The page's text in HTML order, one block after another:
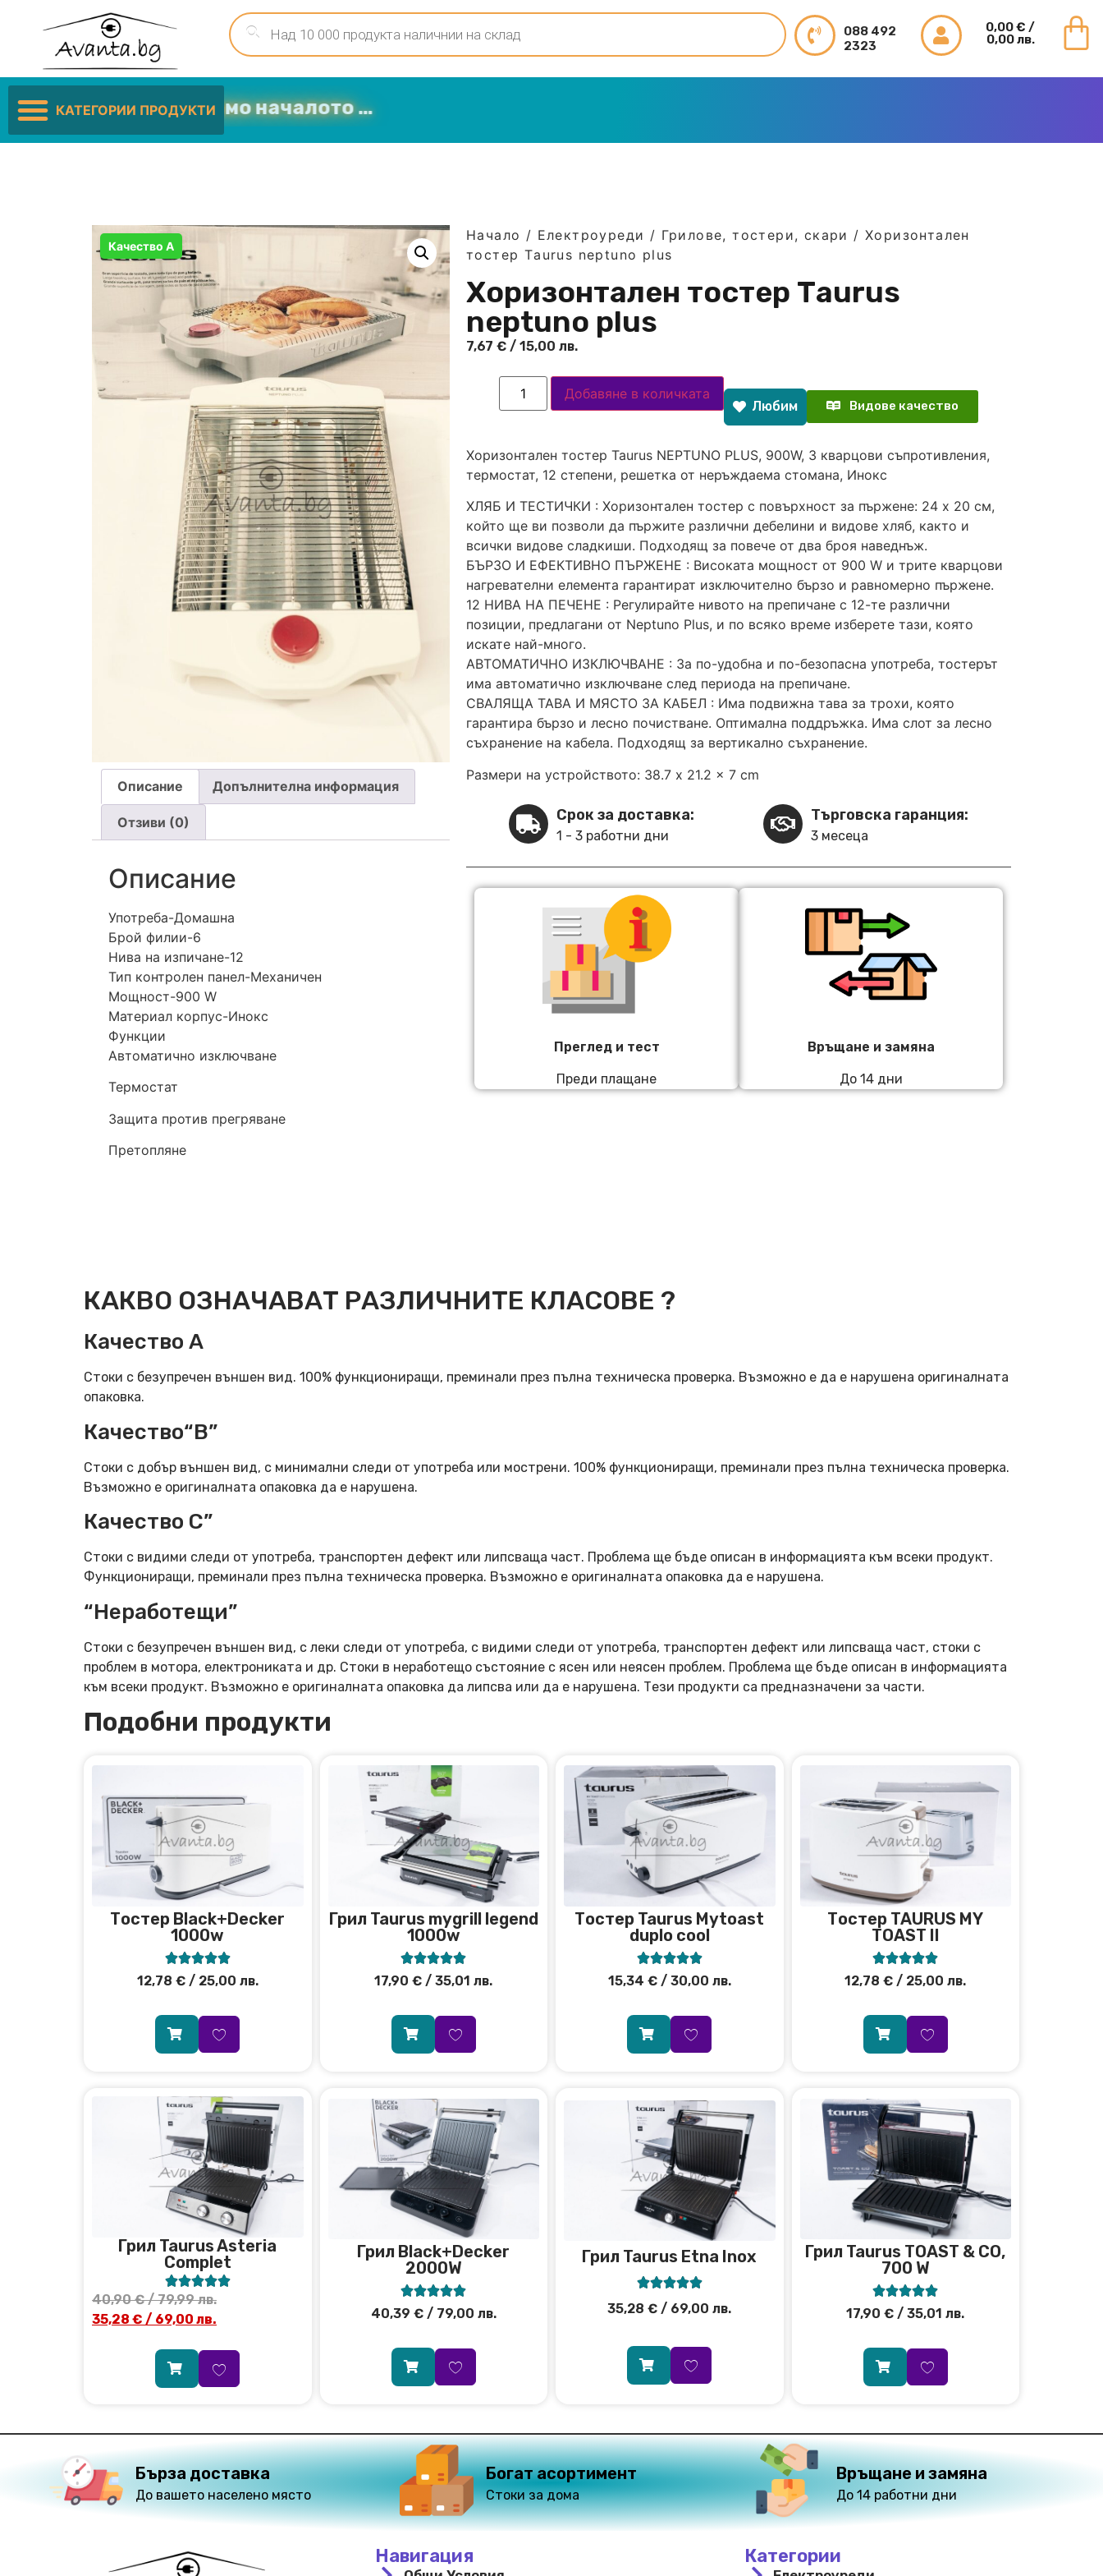
088 492
2323
0,00€ /
0,00 лв.
КАТЕГОРИИ ПРОДУКТИ
цени са само началото …
Качество А
Описание Допълнителна информация
Отзиви (0)
Описание
Употреба-Домашна
Брой филии-6
Нива на изпичане-12
Тип контролен панел-Механичен
Мощност-900 W
Материал корпус-Инокс
Функции
Автоматично изключване
Термостат
Защита против прегряване
Претопляне
Начало / Електроуреди / Грилове, тостери, скари / Хоризонтален
тостер Тaurus neptuno plus
Хоризонтален тостер Тaurus
neptuno plus
7,67 € / 15,00 лв.
Добавяне в количката
Любим Видове качество
Хоризонтален тостер Taurus NEPTUNO PLUS, 900W, 3 кварцови съпротивления,
термостат, 12 степени, решетка от неръждаема стомана, Инокс
ХЛЯБ И ТЕСТИЧКИ : Хоризонтален тостер с повърхност за пържене: 24 х 20 см,
който ще ви позволи да пържите различни дебелини и видове хляб, както и
всички видове сладкиши. Подходящ за повече от два броя наведнъж.
БЪРЗО И ЕФЕКТИВНО ПЪРЖЕНЕ : Високата мощност от 900 W и трите кварцови
нагревателни елемента гарантират изключително бързо и равномерно пържене.
12 НИВА НА ПЕЧЕНЕ : Регулирайте нивото на препичане с 12-те различни
позиции, предлагани от Neptuno Plus, и по всяко време изберете тази, която
искате най-много.
АВТОМАТИЧНО ИЗКЛЮЧВАНЕ : За по-удобна и по-безопасна употреба, тостерът
има автоматично изключване след периода на препичане.
СВАЛЯЩА ТАВА И МЯСТО ЗА КАБЕЛ : Има подвижна тава за трохи, която
гарантира бързо и лесно почистване. Оптимална поддръжка. Има слот за лесно
съхранение на кабела. Подходящ за вертикално съхранение.
Размери на устройството: 38.7 x 21.2 x 7 cm
Срок за доставка:
1 - 3 работни дни
Търговска гаранция:
3 месеца
Преглед и тест
Преди плащане
Връщане и замяна
До 14 дни
КАКВО ОЗНАЧАВАТ РАЗЛИЧНИТЕ КЛАСОВЕ ?
Качество А
Стоки с безупречен външен вид. 100% функциониращи, преминали през пълна техническа проверка. Възможно е да е нарушена оригиналната
опаковка.
Качество“B”
Стоки с добър външен вид, с минимални следи от употреба или мострени. 100% функциониращи, преминали през пълна техническа проверка.
Възможно е оригиналната опаковка да е нарушена.
Качество C”
Стоки с видими следи от употреба, транспортен дефект или липсваща част. Проблема ще бъде описан в информацията към всеки продукт.
Функциониращи, преминали през пълна техническа проверка. Възможно е оригиналната опаковка да е нарушена.
“Неработещи”
Стоки с безупречен външен вид, с леки следи от употреба, с видими следи от употреба, транспортен дефект или липсваща част, стоки с
проблем в мотора, електрониката и др. Стоки в неработещо състояние с ясен или неясен проблем. Проблема ще бъде описан в информацията
към всеки продукт. Възможно е оригиналната опаковка да липсва или да е нарушена. Тези продукти са предназначени за части.
Подобни продукти
Тостер Black+Decker
1000w

12,78 €/ 25,00 лв.
Грил Taurus mygrill legend
1000w

17,90€ / 35,01 лв.
Тостер Taurus Mytoast
duplo cool

15,34 €/ 30,00 лв.
Тостер TAURUS MY
TOAST II

12,78€ / 25,00 лв.
Грил Taurus Asteria
Complet

40,90€/ 79,99 лв.
35,28 € / 69,00 лв.
Грил Black+Decker
2000W

40,39 €/ 79,00 лв.
Грил Taurus Etna Inox

35,28€ / 69,00 лв.
Грил Taurus TOAST & CO,
700 W

17,90€ / 35,01 лв.
Бърза доставка
До вашето населено място
Богат асортимент
Стоки за дома
Връщане и замяна
До 14 работни дни
Навигация Категории